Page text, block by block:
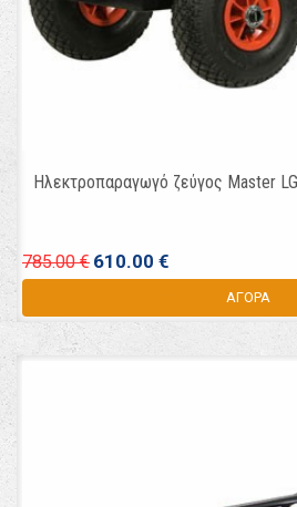
Ηλεκτροπαραγωγό ζεύγος Master
785.00 € 610.00 €
ΑΓΟΡΑ